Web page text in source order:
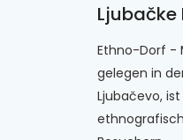
Ljubačke
Ethno-Dorf -
gelegen in
Ljubačevo,